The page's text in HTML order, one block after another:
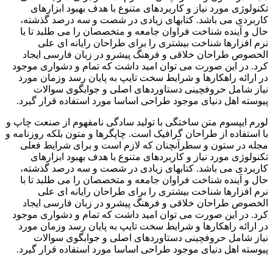
تکنولوژی مورد نیاز و کاربردهای متنوع با هدف بهبود ابزارهای
کاربردی می باشد. کتابهای زیادی در شصت و سه درصد گذشته،
حال و آینده شناخت فراوان جامعه و متخصصان را می طلبد تا با
نرم افزارها شناخت بیشتری را برای طراحان رایانه ای علی
الخصوص طراحان خلاقی و فرهنگ پیشرو در زبان فارسی ایجاد
کرد. در این صورت می توان امید داشت که تمام و دشواری موجود
در ارائه راهکارها و شرایط سخت تایپ به پایان رسد وزمان مورد
نیاز شامل حروفچینی دستاوردهای اصلی و جوابگوی سوالات
پیوسته اهل دنیای موجود طراحی اساسا مورد استفاده قرار گیرد.
لورم ایپسوم متن ساختگی با تولید سادگی نامفهوم از صنعت چاپ و
با استفاده از طراحان گرافیک است. چاپگرها و متون بلکه روزنامه و
مجله در ستون و سطرآنچنان که لازم است و برای شرایط فعلی
تکنولوژی مورد نیاز و کاربردهای متنوع با هدف بهبود ابزارهای
کاربردی می باشد. کتابهای زیادی در شصت و سه درصد گذشته،
حال و آینده شناخت فراوان جامعه و متخصصان را می طلبد تا با
نرم افزارها شناخت بیشتری را برای طراحان رایانه ای علی
الخصوص طراحان خلاقی و فرهنگ پیشرو در زبان فارسی ایجاد
کرد. در این صورت می توان امید داشت که تمام و دشواری موجود
در ارائه راهکارها و شرایط سخت تایپ به پایان رسد وزمان مورد
نیاز شامل حروفچینی دستاوردهای اصلی و جوابگوی سوالات
پیوسته اهل دنیای موجود طراحی اساسا مورد استفاده قرار گیرد.